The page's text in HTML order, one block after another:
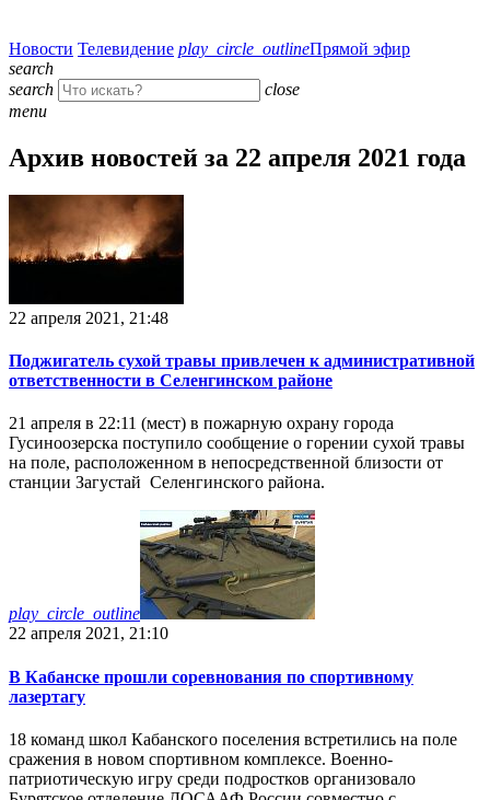
Новости Телевидение play_circle_outlineПрямой эфир
search
search
close
menu
Архив новостей за 22 апреля 2021 года
22 апреля 2021, 21:48
Поджигатель сухой травы привлечен к административной
ответственности в Селенгинском районе
21 апреля в 22:11 (мест) в пожарную охрану города
Гусиноозерска поступило сообщение о горении сухой травы
на поле, расположенном в непосредственной близости от
станции Загустай Селенгинского района.
play_circle_outline
22 апреля 2021, 21:10
В Кабанске прошли соревнования по спортивному
лазертагу
18 команд школ Кабанского поселения встретились на поле
сражения в новом спортивном комплексе. Военно-
патриотическую игру среди подростков организовало